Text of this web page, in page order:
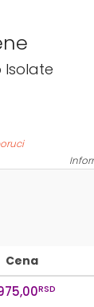
Isolate
Cena
RSD